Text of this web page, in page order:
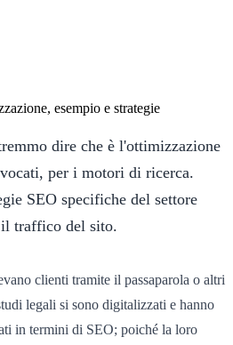
dire che è l'ottimizzazione
per i motori di ricerca.
SEO specifiche del settore
traffico del sito.
clienti tramite il passaparola o altri
legali si sono digitalizzati e hanno
in termini di SEO; poiché la loro